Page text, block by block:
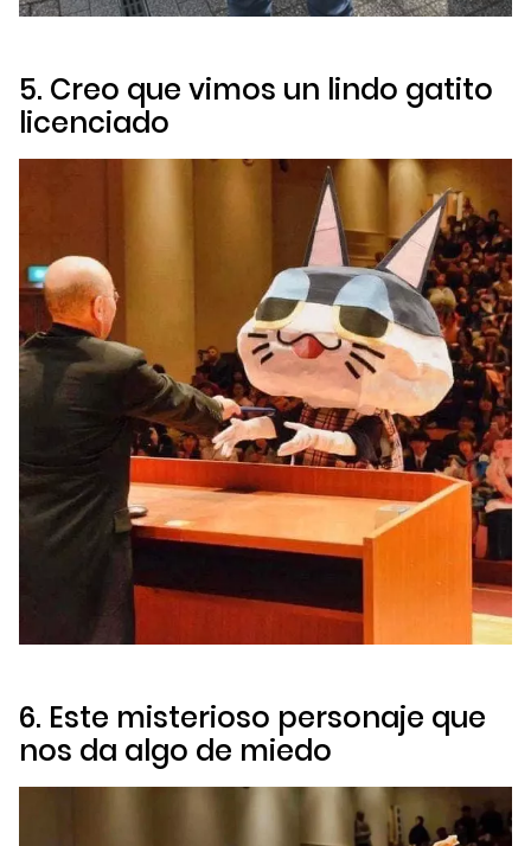
5. Creo que vimos un lindo gatito
licenciado
6. Este misterioso personaje que
nos da algo de miedo